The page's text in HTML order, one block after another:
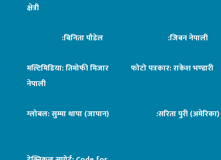
क्षेत्री
:बिनिता पौडेल :जिबन नेपाली
मल्टिमिडिया: तिमोफी मिजार
नेपाली
फोटो पत्रकार: राकेश भण्डारी
ग्लोबल: सुम्मा थापा (जापान) :सरिता पुरी (अमेरिका)